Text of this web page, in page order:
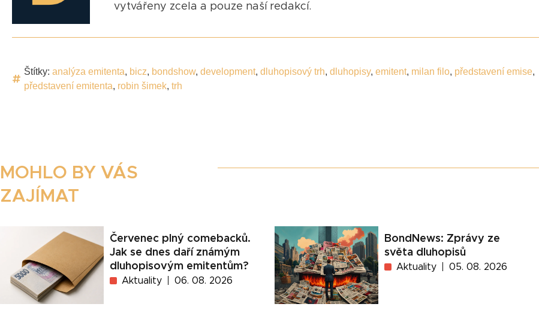
vytvářeny zcela a pouze naší redakcí.
Štítky: analýza emitenta, bicz, bondshow, development, dluhopisový trh, dluhopisy, emitent, milan filo, představení emise,
představení emitenta, robin šimek, trh
MOHLO BY VÁS
ZAJÍMAT
Červenec plný comebacků.
Jak se dnes daří známým
dluhopisovým emitentům?
Aktuality 06. 08. 2026
BondNews: Zprávy ze
světa dluhopisů
Aktuality 05. 08. 2026